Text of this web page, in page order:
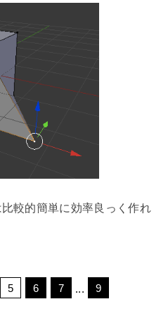
較的簡単に効率良っく作れ